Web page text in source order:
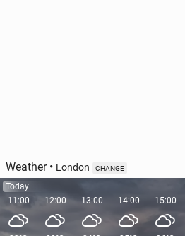
Weather• London CHANGE
Today
11:00
12:00 13:00 14:00 15:00